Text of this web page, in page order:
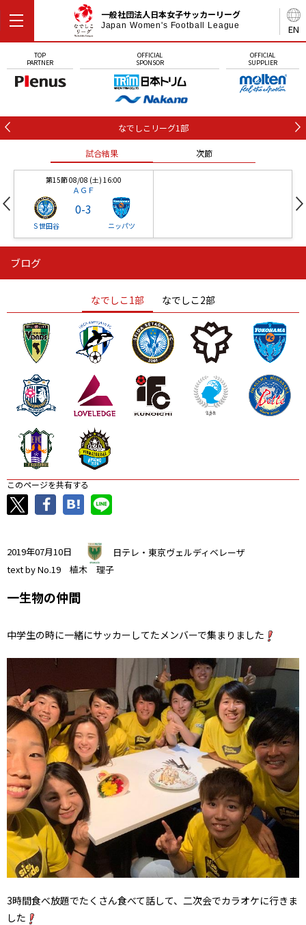
EN
一般社団法人日本女子サッカーリーグ
Japan Women's Football League
TOP
PARTNER
OFFICIAL
SPONSOR
OFFICIAL
SUPPLIER
なでしこリーグ1部
試合結果 次節
第15節 08/08 (土) 16:00
ＡＧＦ
Ｓ世田谷
0-3
ニッパツ
ニッパツ
ニッパツ 名古屋
石人の星
静岡 愛媛Ｌ
ブログ
なでしこ1部 なでしこ2部
このページを共有する
2019年07月10日
日テレ・東京ヴェルディベレーザ
text by No.19 植木 理子
一生物の仲間
中学生の時に一緒にサッカーしてたメンバーで集まりました
3時間食べ放題でたくさん食べて話して、二次会でカラオケに行きま
した